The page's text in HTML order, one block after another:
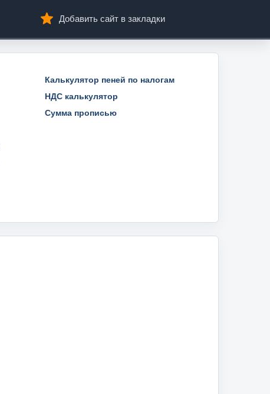
Добавить сайт в закладки
Калькулятор пеней по налогам
НДС калькулятор
Сумма прописью